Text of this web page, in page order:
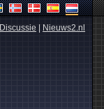
Discussie Nieuws2.nl